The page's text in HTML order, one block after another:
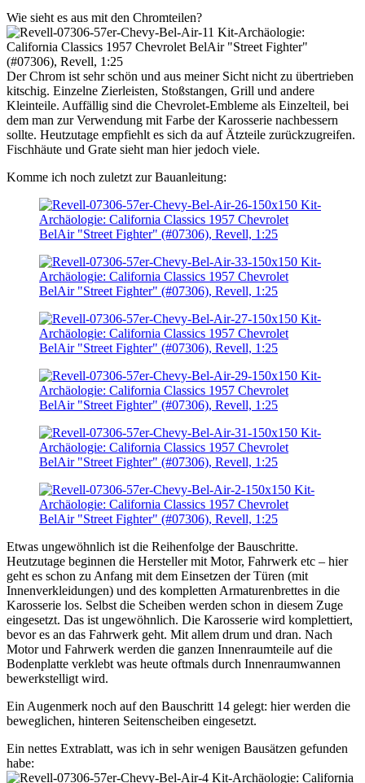
Wie sieht es aus mit den Chromteilen?
Der Chrom ist sehr schön und aus meiner Sicht nicht zu übertrieben
kitschig. Einzelne Zierleisten, Stoßstangen, Grill und andere
Kleinteile. Auffällig sind die Chevrolet-Embleme als Einzelteil, bei
dem man zur Verwendung mit Farbe der Karosserie nachbessern
sollte. Heutzutage empfiehlt es sich da auf Ätzteile zurückzugreifen.
Fischhäute und Grate sieht man hier jedoch viele.
Komme ich noch zuletzt zur Bauanleitung:
Etwas ungewöhnlich ist die Reihenfolge der Bauschritte.
Heutzutage beginnen die Hersteller mit Motor, Fahrwerk etc – hier
geht es schon zu Anfang mit dem Einsetzen der Türen (mit
Innenverkleidungen) und des kompletten Armaturenbrettes in die
Karosserie los. Selbst die Scheiben werden schon in diesem Zuge
eingesetzt. Das ist ungewöhnlich. Die Karosserie wird komplettiert,
bevor es an das Fahrwerk geht. Mit allem drum und dran. Nach
Motor und Fahrwerk werden die ganzen Innenraumteile auf die
Bodenplatte verklebt was heute oftmals durch Innenraumwannen
bewerkstelligt wird.
Ein Augenmerk noch auf den Bauschritt 14 gelegt: hier werden die
beweglichen, hinteren Seitenscheiben eingesetzt.
Ein nettes Extrablatt, was ich in sehr wenigen Bausätzen gefunden
habe: